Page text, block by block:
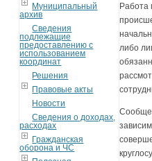
Муниципальный
архив
Сведения
подлежащие
предоставлению с
использованием
координат
Решения
Правовые акты
Новости
Сведения о доходах,
расходах
Гражданская
оборона и ЧС
Работа
либо